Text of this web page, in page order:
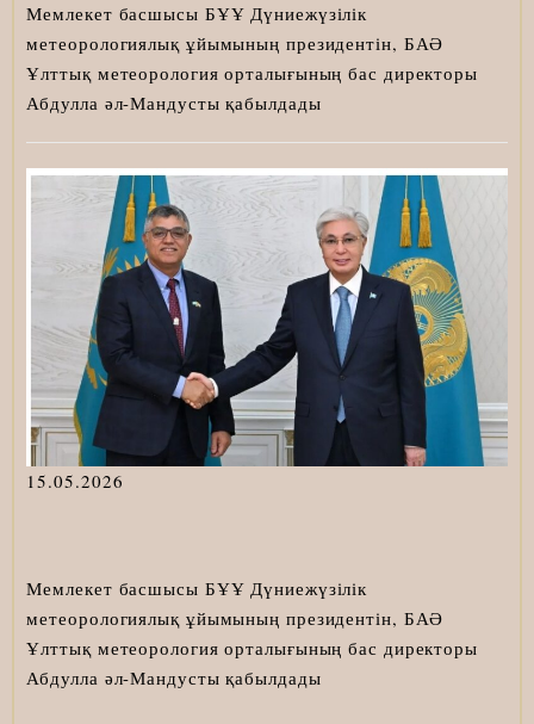
Мемлекет басшысы БҰҰ Дүниежүзілік
метеорологиялық ұйымының президентін, БАӘ
Ұлттық метеорология орталығының бас директоры
Абдулла әл-Мандусты қабылдады
15.05.2026
Мемлекет басшысы БҰҰ Дүниежүзілік
метеорологиялық ұйымының президентін, БАӘ
Ұлттық метеорология орталығының бас директоры
Абдулла әл-Мандусты қабылдады